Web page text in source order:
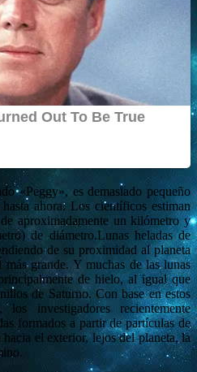
«Peggy», es demasiado pequeño
hasta ahora. Los científicos estiman
de aproximadamente un kilómetro y
de diámetro.Lunas heladas de
de su proximidad al planeta
más grande. Y muchas de las lunas
de hielo, al igual que
de Saturno. Con base en estos
los investigadores recientemente
formados a partir de partículas de
el exterior, lejos del planeta, la